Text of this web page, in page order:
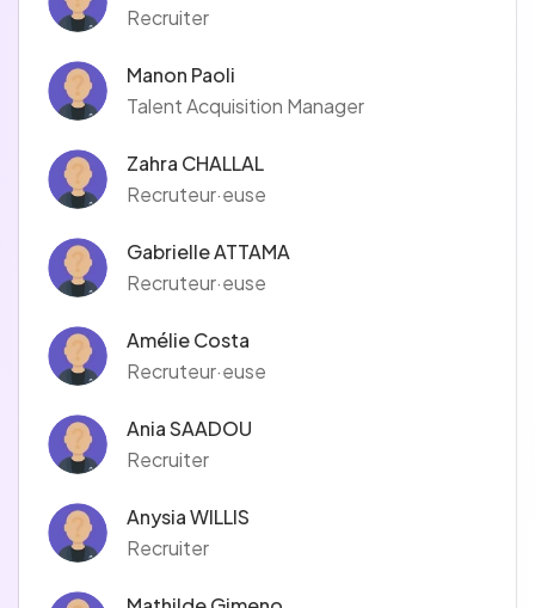
Recruiter
Manon Paoli
Talent Acquisition Manager
Zahra CHALLAL
Recruteur·euse
Gabrielle ATTAMA
Recruteur·euse
Amélie Costa
Recruteur·euse
Ania SAADOU
Recruiter
Anysia WILLIS
Recruiter